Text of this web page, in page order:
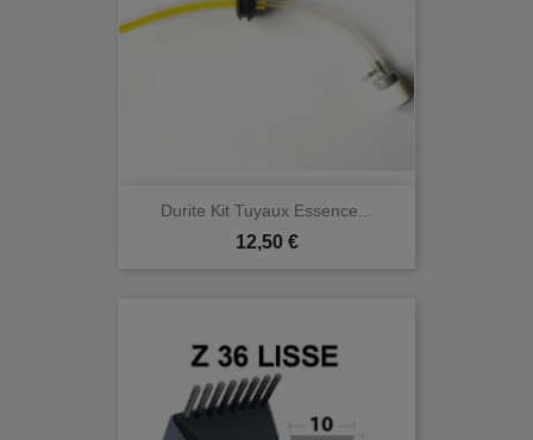
Durite Kit Tuyaux Essence...
Prix
12,50 €